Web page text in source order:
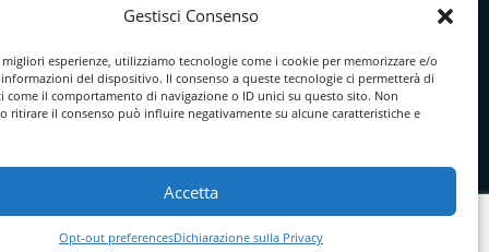
Gestisci Consenso
esperienze, utilizziamo tecnologie come i cookie per memorizzare e/o
informazioni del dispositivo. Il consenso a queste tecnologie ci permetterà di
come il comportamento di navigazione o ID unici su questo sito. Non
ritirare il consenso può influire negativamente su alcune caratteristiche e
Accetta
Opt-out preferencesDichiarazione sulla Privacy
in
Download Catalogo PDF
Cookie Policy